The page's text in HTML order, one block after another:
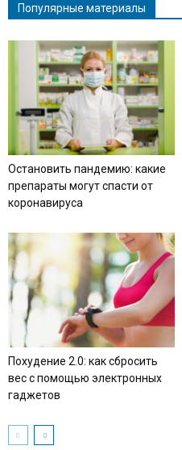
Популярные материалы
Остановить пандемию: какие
препараты могут спасти от
коронавируса
Похудение 2.0: как сбросить
вес с помощью электронных
гаджетов